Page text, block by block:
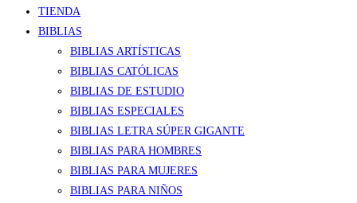
TIENDA
BIBLIAS
BIBLIAS ARTÍSTICAS
BIBLIAS CATÓLICAS
BIBLIAS DE ESTUDIO
BIBLIAS ESPECIALES
BIBLIAS LETRA SÚPER GIGANTE
BIBLIAS PARA HOMBRES
BIBLIAS PARA MUJERES
BIBLIAS PARA NIÑOS